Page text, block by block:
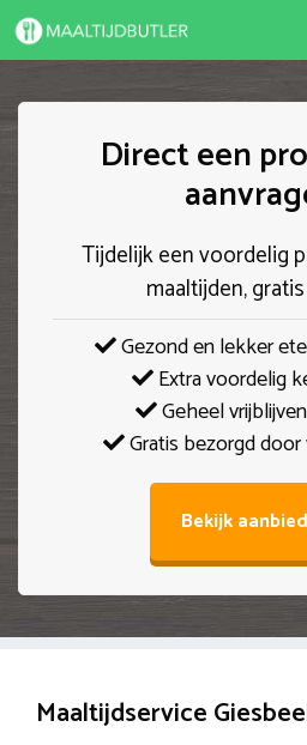
Spring
naar
Direct een
Tijdelijk een voordelig
maaltijden,
Gezond en lekker
Extra voordelig
Geheel
Gratis bezorgd
Bekijk
Maaltijdservice